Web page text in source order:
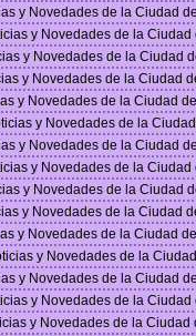
y Novedades de la Ciudad
y Novedades de la
y Novedades de la Ciudad
y Novedades de la Ciudad
y Novedades de la Ciudad
y Novedades de la
y Novedades de la Ciudad
y Novedades de la
y Novedades de la Ciudad
y Novedades de la Ciudad
y Novedades de la Ciudad
y Novedades de la
y Novedades de la Ciudad
y Novedades de la
y Novedades de la